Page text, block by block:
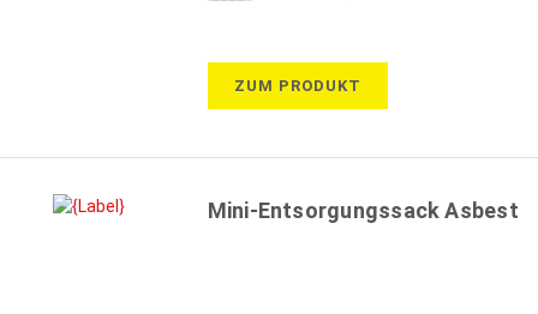
ZUM PRODUKT
Mini-Entsorgungssack Asbest